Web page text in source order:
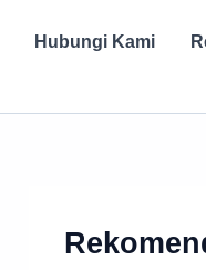
Hubungi Kami